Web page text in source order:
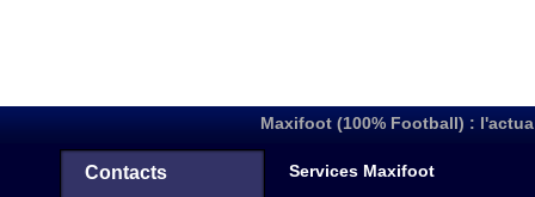
Maxifoot (100% Football) :
Contacts Services Maxifoot